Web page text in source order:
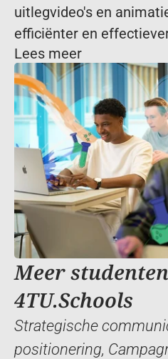
uitlegvideo's en
efficiënter en
Lees meer
Meer
4TU.Schools
Strategische
positionering,